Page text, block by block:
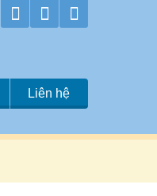
Liên hệ